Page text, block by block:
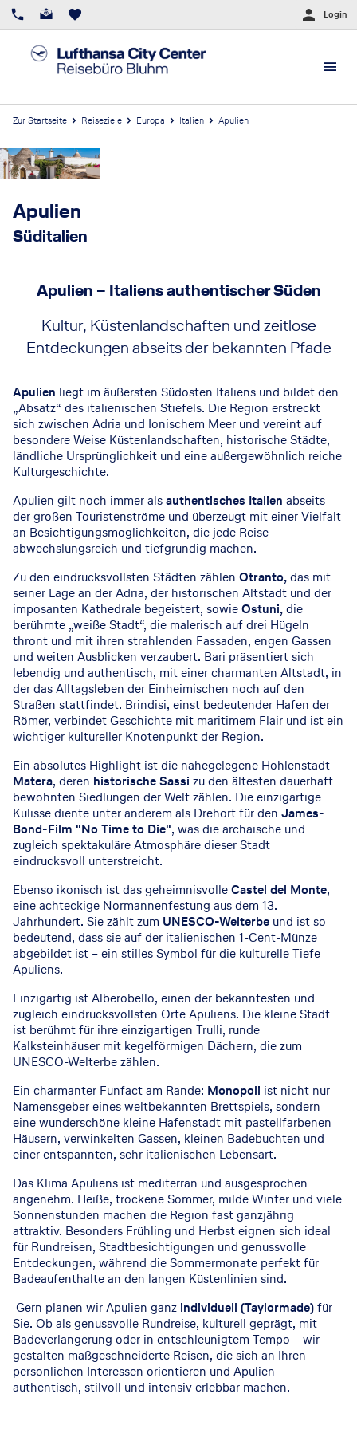
Login
Zur Startseite Reiseziele Europa Italien Apulien
Apulien
Süditalien
Apulien – Italiens authentischer Süden
Kultur, Küstenlandschaften und zeitlose
Entdeckungen abseits der bekannten Pfade
Apulien liegt im äußersten Südosten Italiens und bildet den
„Absatz“ des italienischen Stiefels. Die Region erstreckt
sich zwischen Adria und Ionischem Meer und vereint auf
besondere Weise Küstenlandschaften, historische Städte,
ländliche Ursprünglichkeit und eine außergewöhnlich reiche
Kulturgeschichte.
Apulien gilt noch immer alsauthentisches Italien abseits
der großen Touristenströme und überzeugt mit einer Vielfalt
an Besichtigungsmöglichkeiten, die jede Reise
abwechslungsreich und tiefgründig machen.
Zu den eindrucksvollsten Städten zählen Otranto,das mit
seiner Lage an der Adria, der historischen Altstadt und der
imposanten Kathedrale begeistert, sowieOstuni,die
berühmte „weiße Stadt“, die malerisch auf drei Hügeln
thront und mit ihren strahlenden Fassaden, engen Gassen
und weiten Ausblicken verzaubert. Bari präsentiert sich
lebendig und authentisch, mit einer charmanten Altstadt, in
der das Alltagsleben der Einheimischen noch auf den
Straßen stattfindet. Brindisi, einst bedeutender Hafen der
Römer, verbindet Geschichte mit maritimem Flair und ist ein
wichtiger kultureller Knotenpunkt der Region.
Ein absolutes Highlight ist die nahegelegene Höhlenstadt
Matera, deren historische Sassi zu den ältesten dauerhaft
bewohnten Siedlungen der Welt zählen. Die einzigartige
Kulisse diente unter anderem als Drehort für den James-
Bond-Film "No Time to Die", was die archaische und
zugleich spektakuläre Atmosphäre dieser Stadt
eindrucksvoll unterstreicht.
Ebenso ikonisch ist das geheimnisvolleCastel del Monte,
eine achteckige Normannenfestung aus dem 13.
Jahrhundert. Sie zählt zum UNESCO-Welterbe und ist so
bedeutend, dass sie auf der italienischen 1-Cent-Münze
abgebildet ist – ein stilles Symbol für die kulturelle Tiefe
Apuliens.
Einzigartig ist Alberobello, einen der bekanntesten und
zugleich eindrucksvollsten Orte Apuliens. Die kleine Stadt
ist berühmt für ihre einzigartigen Trulli, runde
Kalksteinhäuser mit kegelförmigen Dächern, die zum
UNESCO-Welterbe zählen.
Ein charmanter Funfact am Rande: Monopoli ist nicht nur
Namensgeber eines weltbekannten Brettspiels, sondern
eine wunderschöne kleine Hafenstadt mit pastellfarbenen
Häusern, verwinkelten Gassen, kleinen Badebuchten und
einer entspannten, sehr italienischen Lebensart.
Das Klima Apuliens ist mediterran und ausgesprochen
angenehm. Heiße, trockene Sommer, milde Winter und viele
Sonnenstunden machen die Region fast ganzjährig
attraktiv. Besonders Frühling und Herbst eignen sich ideal
für Rundreisen, Stadtbesichtigungen und genussvolle
Entdeckungen, während die Sommermonate perfekt für
Badeaufenthalte an den langen Küstenlinien sind.
Gern planen wir Apulien ganz individuell (Taylormade)für
Sie. Ob als genussvolle Rundreise, kulturell geprägt, mit
Badeverlängerung oder in entschleunigtem Tempo – wir
gestalten maßgeschneiderte Reisen, die sich an Ihren
persönlichen Interessen orientieren und Apulien
authentisch, stilvoll und intensiv erlebbar machen.